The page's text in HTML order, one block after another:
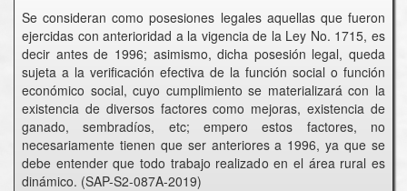
Se consideran como posesiones legales aquellas que fueron
ejercidas con anterioridad a la vigencia de la Ley No. 1715, es
decir antes de 1996; asimismo, dicha posesión legal, queda
sujeta a la verificación efectiva de la función social o función
económico social, cuyo cumplimiento se materializará con la
existencia de diversos factores como mejoras, existencia de
ganado, sembradíos, etc; empero estos factores, no
necesariamente tienen que ser anteriores a 1996, ya que se
debe entender que todo trabajo realizado en el área rural es
dinámico. (SAP-S2-087A-2019)